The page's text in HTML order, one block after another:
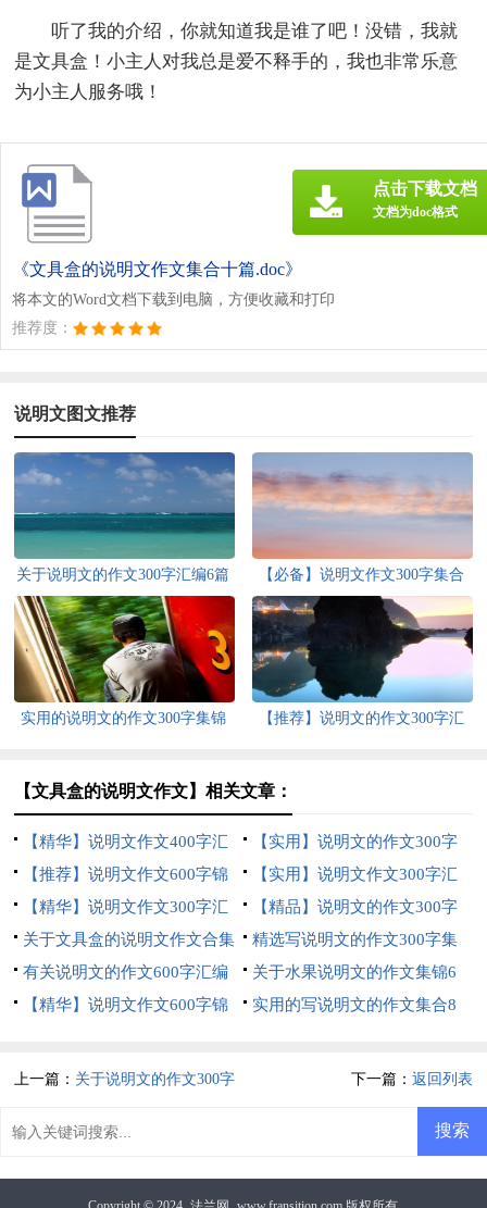
听了我的介绍，你就知道我是谁了吧！没错，我就
是文具盒！小主人对我总是爱不释手的，我也非常乐意
为小主人服务哦！
《文具盒的说明文作文集合十篇.doc》
将本文的Word文档下载到电脑，方便收藏和打印
推荐度：
点击下载文档
文档为doc格式
说明文图文推荐
关于说明文的作文300字汇编6篇
【必备】说明文作文300字集合
实用的说明文的作文300字集锦
【推荐】说明文的作文300字汇
【文具盒的说明文作文】相关文章：
【精华】说明文作文400字汇
编八篇
【实用】说明文的作文300字
汇总八篇
【推荐】说明文作文600字锦
集五篇
【实用】说明文作文300字汇
编10篇
【精华】说明文作文300字汇
总5篇
【精品】说明文的作文300字
汇编5篇
关于文具盒的说明文作文合集
6篇
精选写说明文的作文300字集
锦七篇
有关说明文的作文600字汇编
六篇
关于水果说明文的作文集锦6
篇
【精华】说明文作文600字锦
实用的写说明文的作文集合8
上一篇： 关于说明文的作文300字 下一篇： 返回列表